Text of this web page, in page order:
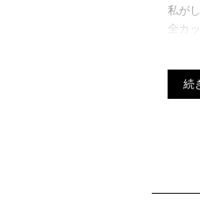
私が
全カ
マジ
（宇